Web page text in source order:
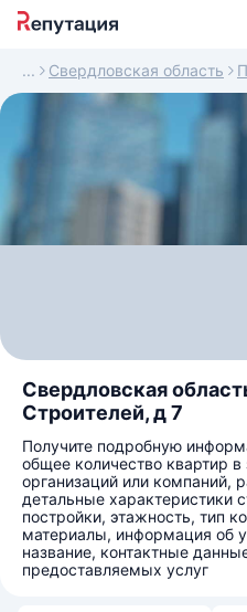
Свердловская область
Свердловская
Строителей, д 7
Получите подробную
общее количество квартир в
организаций или компаний,
детальные характеристики
постройки, этажность, тип
материалы, информация об
название, контактные
предоставляемых услуг